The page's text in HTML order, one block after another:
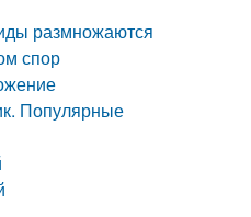
размножаются
спор
Популярные